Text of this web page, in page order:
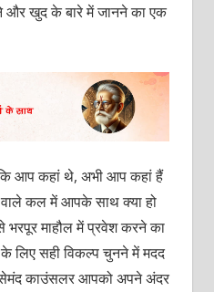
और खुद के बारे में जानने का एक
कि आप कहां थे, अभी आप कहां हैं
कल में आपके साथ क्‍या हो
माहौल में प्रवेश करने का
लिए सही विकल्‍प चुनने में मदद
काउंसलर आपको अपने अंदर